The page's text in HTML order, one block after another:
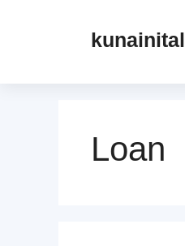
kunainital
Loan